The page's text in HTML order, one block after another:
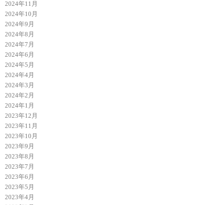
2024年11月
2024年10月
2024年9月
2024年8月
2024年7月
2024年6月
2024年5月
2024年4月
2024年3月
2024年2月
2024年1月
2023年12月
2023年11月
2023年10月
2023年9月
2023年8月
2023年7月
2023年6月
2023年5月
2023年4月